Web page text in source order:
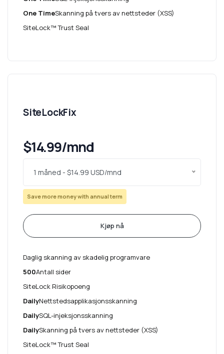
One TimeSkanning på tvers av nettsteder (XSS)
SiteLock™ Trust Seal
SiteLockFix
$14.99/mnd
1 måned - $14.99 USD/mnd
Save more money with annual term
Kjøp nå
Daglig skanning av skadelig programvare
500Antall sider
SiteLock Risikopoeng
DailyNettstedsapplikasjonsskanning
DailySQL-injeksjonsskanning
DailySkanning på tvers av nettsteder (XSS)
SiteLock™ Trust Seal